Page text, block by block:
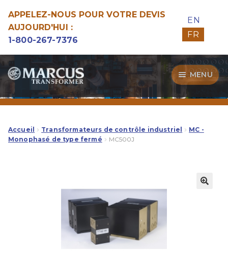
APPELEZ-NOUS POUR VOTRE DEVIS
AUJOURD'HUI :
1-800-267-7376
EN
FR
Aller
à
la
navigation
Aller
au
contenu
MENU
Transformateurs
Guide d’Achat
Notre Qualité
Accueil Transformateurs de contrôle industriel
MC -
Monophasé de type fermé
MC500J